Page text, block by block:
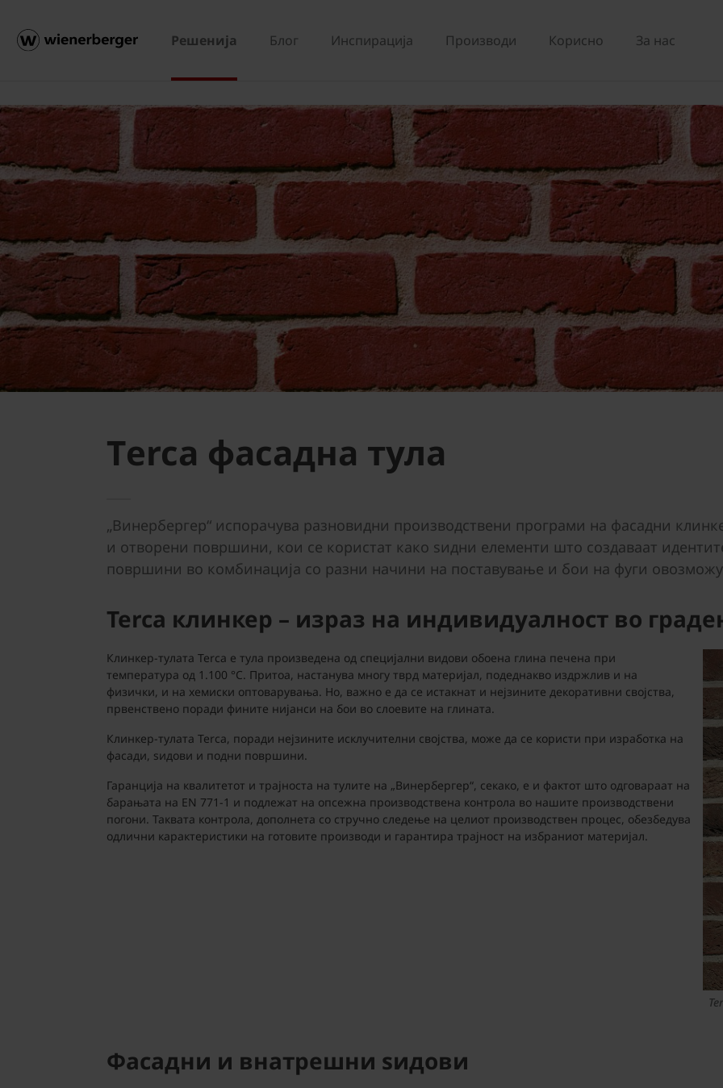
Решенија Блог Инспирација Производи Корисно За нас
Тerca фасадна тула
„Винербергер“ испорачува разновидни производствени програми на фасадни
и отворени површини, кои се користат како ѕидни елементи што создаваат
површини во комбинација со разни начини на поставување и бои на фуги
Terca клинкер – израз на индивидуалност во
Клинкер-тулата Terca е тула произведена од специјални видови обоена глина печена при
температура од 1.100 °C. Притоа, настанува многу тврд материјал, подеднакво издржлив и на
физички, и на хемиски оптоварувања. Но, важно е да се истакнат и нејзините декоративни својства,
првенствено поради фините нијанси на бои во слоевите на глината.
Клинкер-тулата Terca, поради нејзините исклучителни својства, може да се користи при изработка на
фасади, ѕидови и подни површини.
Гаранција на квалитетот и трајноста на тулите на „Винербергер“, секако, е и фактот што одговараат на
барањата на EN 771-1 и подлежат на опсежна производствена контрола во нашите производствени
погони. Таквата контрола, дополнета со стручно следење на целиот производствен процес, обезбедува
одлични карактеристики на готовите производи и гарантира трајност на избраниот материјал.
Фасадни и внатрешни sидови